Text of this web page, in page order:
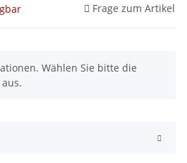
Frage zum Artikel
Wählen Sie bitte die